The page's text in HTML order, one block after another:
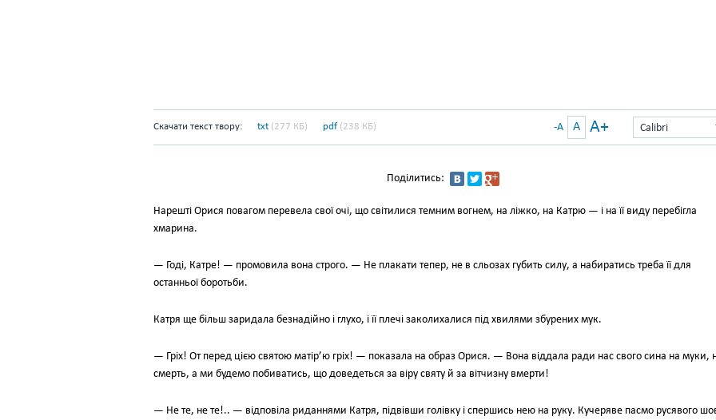
Скачати текст твору: txt (277 КБ) pdf (238 КБ) Calibri
-A A A+
Поділитись:
Нарешті Орися повагом перевела свої очі, що світилися темним вогнем, на ліжко, на Катрю — і на її виду перебігла
хмарина.
— Годі, Катре! — промовила вона строго. — Не плакати тепер, не в сльозах губить силу, а набиратись треба її для
останньої боротьби.
Катря ще більш заридала безнадійно і глухо, і її плечі заколихалися під хвилями збурених мук.
— Гріх! От перед цією святою матір’ю гріх! — показала на образ Орися. — Вона віддала ради нас свого сина на муки,
смерть, а ми будемо побиватись, що доведеться за віру святу й за вітчизну вмерти!
— Не те, не те!.. — відповіла риданнями Катря, підвівши голівку і спершись нею на руку. Кучеряве пасмо русявого